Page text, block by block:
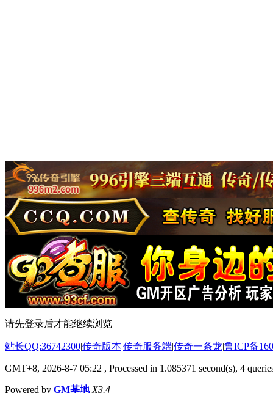
请先登录后才能继续浏览
站长QQ:36742300|传奇版本|传奇服务端|传奇一条龙|鲁ICP备
GMT+8, 2026-8-7 05:22 , Processed in 1.085371 second(s), 4
Powered by GM基地 X3.4